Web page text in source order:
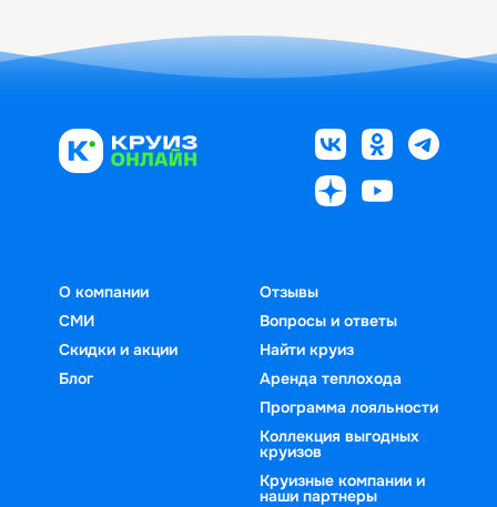
О компании
СМИ
Скидки и акции
Блог
Отзывы
Вопросы и ответы
Найти круиз
Аренда теплохода
Программа лояльности
Коллекция выгодных
круизов
Круизные компании и
наши партнеры